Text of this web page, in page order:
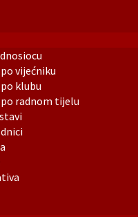
vijećniku
klubu
radnom tijelu